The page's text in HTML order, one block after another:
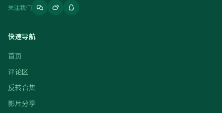
关注我们
快速导航
首页
评论区
反转合集
影片分享